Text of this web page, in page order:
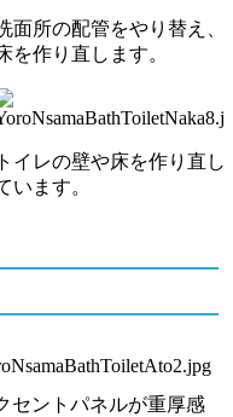
面所の配管をやり替え、
を作り直します。
トイレの壁や床を作り直し
います。
セントパネルが重厚感